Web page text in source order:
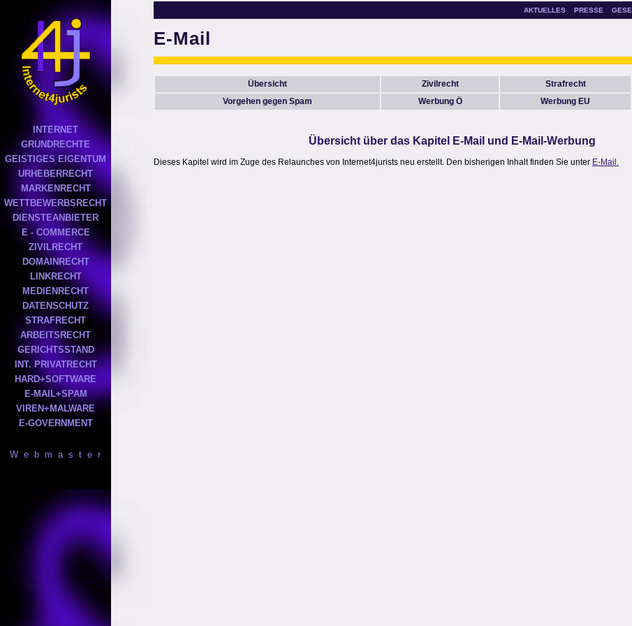
INTERNET
GRUNDRECHTE
GEISTIGES EIGENTUM
URHEBERRECHT
MARKENRECHT
WETTBEWERBSRECHT
DIENSTEANBIETER
E - COMMERCE
ZIVILRECHT
DOMAINRECHT
LINKRECHT
MEDIENRECHT
DATENSCHUTZ
STRAFRECHT
ARBEITSRECHT
GERICHTSSTAND
INT. PRIVATRECHT
HARD+SOFTWARE
E-MAIL+SPAM
VIREN+MALWARE
E-GOVERNMENT
W e b m a s t e r
AKTUELLES PRESSE
E-Mail
Übersicht Zivilrecht Strafrecht
Vorgehen gegen Spam
Werbung Ö Werbung EU
Übersicht über das Kapitel E-Mail und E-Mail-Werbung
Dieses Kapitel wird im Zuge des Relaunches von Internet4jurists neu erstellt. Den bisherigen Inhalt finden Sie unter E-Mail.